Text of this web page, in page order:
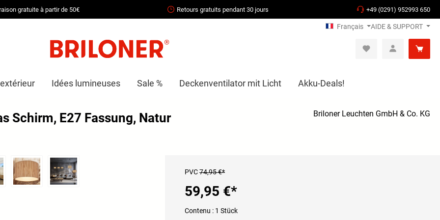
gratuite à partir de 50€ Retours gratuits pendant 30 jours +49 (0291) 952993 650
Français AIDE & SUPPORT
Idées lumineuses Sale % Deckenventilator mit Licht Akku-Deals!
Schirm, E27 Fassung, Natur Briloner Leuchten GmbH & Co. KG
PVC74,95 €*
59,95 €*
Contenu : 1 Stück